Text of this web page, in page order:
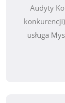
Audyty
usługa